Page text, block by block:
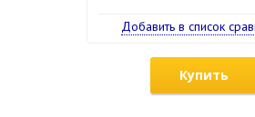
Добавить в список
Купить